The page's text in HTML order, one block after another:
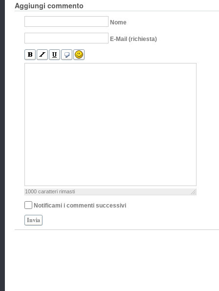
Aggiungi commento
Nome
E-Mail (richiesta)
1000 caratteri rimasti
Notificami i commenti successivi
Invia